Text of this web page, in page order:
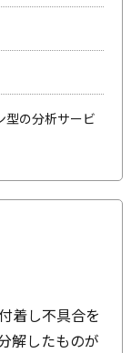
型の分析サービ
着し不具合を
解したものが